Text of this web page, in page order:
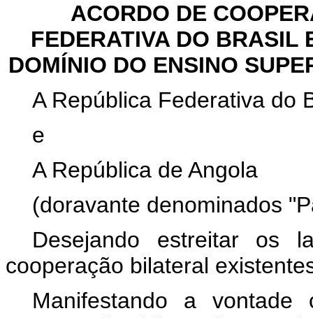
ACORDO DE
FEDERATIVA DO BRASIL
DOMÍNIO DO ENSINO
A República Federativa do
e
A República de Angola
(doravante denominados
Desejando estreitar os
cooperação bilateral
Manifestando a